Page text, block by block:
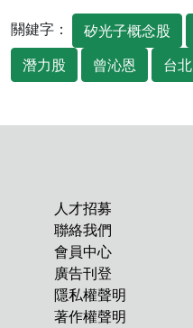
關鍵字： 矽光子概念股
潛力股
曾沁恩 台北
人才招募
聯絡我們
會員中心
廣告刊登
隱私權聲明
著作權聲明